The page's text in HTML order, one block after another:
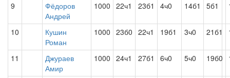
9
Фёдоров
Андрей
1000 22ч1 23б1 4ч0 14б1 5б1
10
Кушин
Роман
1000 23б0 22ч1 19б1 3ч0 21б1
11
Джураев
Амир
1000 24ч1 27б1 6ч0 5ч0 19б0